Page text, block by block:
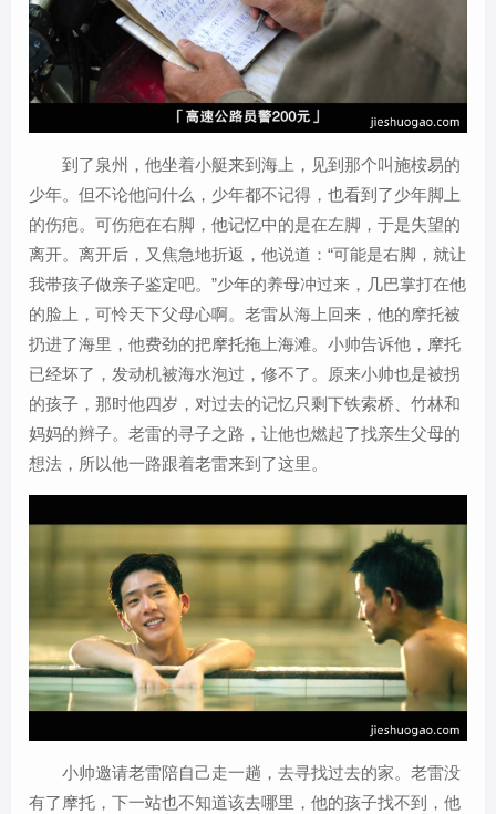
到了泉州，他坐着小艇来到海上，见到那个叫施桉易的
少年。但不论他问什么，少年都不记得，也看到了少年脚上
的伤疤。可伤疤在右脚，他记忆中的是在左脚，于是失望的
离开。离开后，又焦急地折返，他说道：“可能是右脚，就让
我带孩子做亲子鉴定吧。”少年的养母冲过来，几巴掌打在他
的脸上，可怜天下父母心啊。老雷从海上回来，他的摩托被
扔进了海里，他费劲的把摩托拖上海滩。小帅告诉他，摩托
已经坏了，发动机被海水泡过，修不了。原来小帅也是被拐
的孩子，那时他四岁，对过去的记忆只剩下铁索桥、竹林和
妈妈的辫子。老雷的寻子之路，让他也燃起了找亲生父母的
想法，所以他一路跟着老雷来到了这里。
小帅邀请老雷陪自己走一趟，去寻找过去的家。老雷没
有了摩托，下一站也不知道该去哪里，他的孩子找不到，他